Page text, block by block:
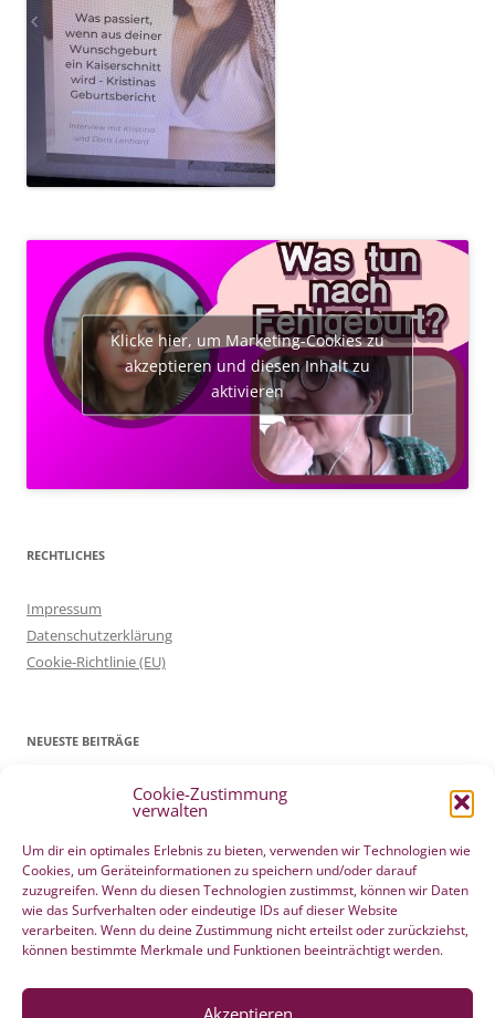
Cookie-Zustimmung
verwalten
Um dir ein optimales Erlebnis zu bieten, verwenden wir Technologien wie
Cookies, um Geräteinformationen zu speichern und/oder darauf
zuzugreifen. Wenn du diesen Technologien zustimmst, können wir Daten
wie das Surfverhalten oder eindeutige IDs auf dieser Website
verarbeiten. Wenn du deine Zustimmung nicht erteilst oder zurückziehst,
können bestimmte Merkmale und Funktionen beeinträchtigt werden.
Akzeptieren
Klicke hier, um Marketing-Cookies zu
akzeptieren und diesen Inhalt zu
aktivieren
RECHTLICHES
Impressum
Datenschutzerklärung
Cookie-Richtlinie (EU)
NEUESTE BEITRÄGE
Patientenverfügung Geburt vertreten in WELTWOCHE DER GEBURT
Filmtipp – Die sichere Geburt 19. Mai 2021
Integration eigener Erfahrungen aus der Pränatalzeit 10. März 2021
VBA2C – Erfahrung 8. Februar 2020
Berührender wunderschöner Geburtserfahrungsbericht von Laura
Maria Seiler
22. Dezember 2019